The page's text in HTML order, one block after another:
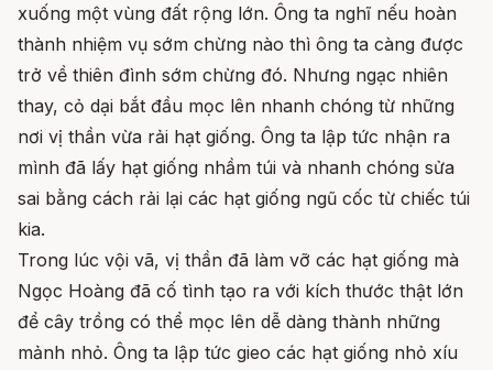
xuống một vùng đất rộng lớn. Ông ta nghĩ nếu hoàn
thành nhiệm vụ sớm chừng nào thì ông ta càng được
trở về thiên đình sớm chừng đó. Nhưng ngạc nhiên
thay, cỏ dại bắt đầu mọc lên nhanh chóng từ những
nơi vị thần vừa rải hạt giống. Ông ta lập tức nhận ra
mình đã lấy hạt giống nhầm túi và nhanh chóng sửa
sai bằng cách rải lại các hạt giống ngũ cốc từ chiếc túi
kia.
Trong lúc vội vã, vị thần đã làm vỡ các hạt giống mà
Ngọc Hoàng đã cố tình tạo ra với kích thước thật lớn
để cây trồng có thể mọc lên dễ dàng thành những
mảnh nhỏ. Ông ta lập tức gieo các hạt giống nhỏ xíu